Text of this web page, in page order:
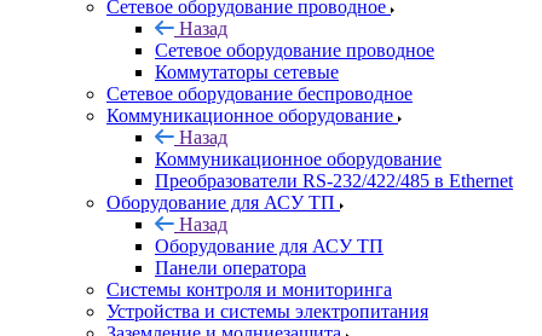
Сетевое оборудование проводное
Назад
Сетевое оборудование проводное
Коммутаторы сетевые
Сетевое оборудование беспроводное
Коммуникационное оборудование
Назад
Коммуникационное оборудование
Преобразователи RS-232/422/485 в Ethernet
Оборудование для АСУ ТП
Назад
Оборудование для АСУ ТП
Панели оператора
Системы контроля и мониторинга
Устройства и системы электропитания